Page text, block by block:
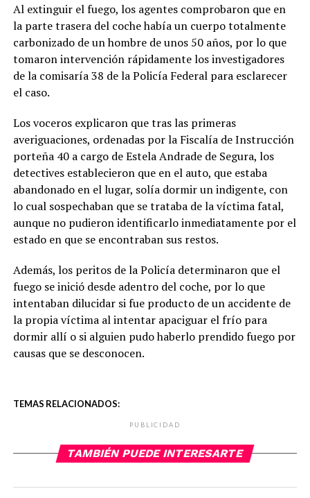
Al extinguir el fuego, los agentes comprobaron que en
la parte trasera del coche había un cuerpo totalmente
carbonizado de un hombre de unos 50 años, por lo que
tomaron intervención rápidamente los investigadores
de la comisaría 38 de la Policía Federal para esclarecer
el caso.
Los voceros explicaron que tras las primeras
averiguaciones, ordenadas por la Fiscalía de Instrucción
porteña 40 a cargo de Estela Andrade de Segura, los
detectives establecieron que en el auto, que estaba
abandonado en el lugar, solía dormir un indigente, con
lo cual sospechaban que se trataba de la víctima fatal,
aunque no pudieron identificarlo inmediatamente por el
estado en que se encontraban sus restos.
Además, los peritos de la Policía determinaron que el
fuego se inició desde adentro del coche, por lo que
intentaban dilucidar si fue producto de un accidente de
la propia víctima al intentar apaciguar el frío para
dormir allí o si alguien pudo haberlo prendido fuego por
causas que se desconocen.
TEMAS RELACIONADOS:
PUBLICIDAD
TAMBIÉN PUEDE INTERESARTE